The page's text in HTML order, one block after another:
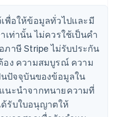
พื่อให้ข้อมูลทั่วไปและมี
เท่านั้น ไม่ควรใช้เป็นคํา
าษี Stripe ไม่รับประกัน
อง ความสมบูรณ์ ความ
นปัจจุบันของข้อมูลใน
ะนําจากทนายความที่
รับใบอนุญาตให้